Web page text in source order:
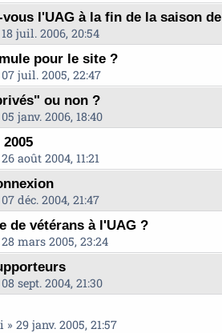
l'UAG à la fin de la saison
18 juil. 2006, 20:54
pour le site ?
07 juil. 2005, 22:47
ou non ?
05 janv. 2006, 18:40
26 août 2004, 11:21
07 déc. 2004, 21:47
de vétérans à l'UAG ?
28 mars 2005, 23:24
08 sept. 2004, 21:30
» 29 janv. 2005, 21:57